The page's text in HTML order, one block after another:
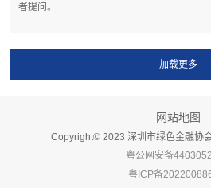
者提问。...
网站地图
Copyright©️ 2023 深圳市绿色金融协
粤ICP备
粤公网安备